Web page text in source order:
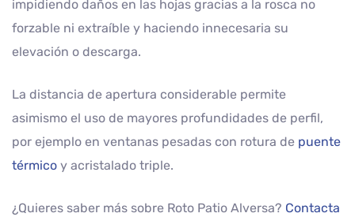
impidiendo daños en las hojas gracias a la rosca no
forzable ni extraíble y haciendo innecesaria su
elevación o descarga.
La distancia de apertura considerable permite
asimismo el uso de mayores profundidades de perfil,
por ejemplo en ventanas pesadas con rotura de puente
térmico y acristalado triple.
¿Quieres saber más sobre Roto Patio Alversa? Contacta